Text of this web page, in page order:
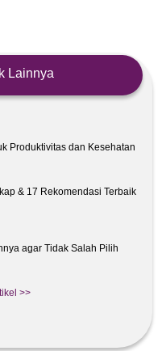
Lainnya
Produktivitas dan Kesehatan
& 17 Rekomendasi Terbaik
agar Tidak Salah Pilih
>>